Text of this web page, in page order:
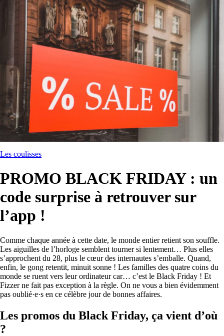
Les coulisses
PROMO BLACK FRIDAY : un
code surprise à retrouver sur
l’app !
Comme chaque année à cette date, le monde entier retient son souffle.
Les aiguilles de l’horloge semblent tourner si lentement… Plus elles
s’approchent du 28, plus le cœur des internautes s’emballe. Quand,
enfin, le gong retentit, minuit sonne ! Les familles des quatre coins du
monde se ruent vers leur ordinateur car… c’est le Black Friday ! Et
Fizzer ne fait pas exception à la règle. On ne vous a bien évidemment
pas oublié·e·s en ce célèbre jour de bonnes affaires.
Les promos du Black Friday, ça vient d’où
?